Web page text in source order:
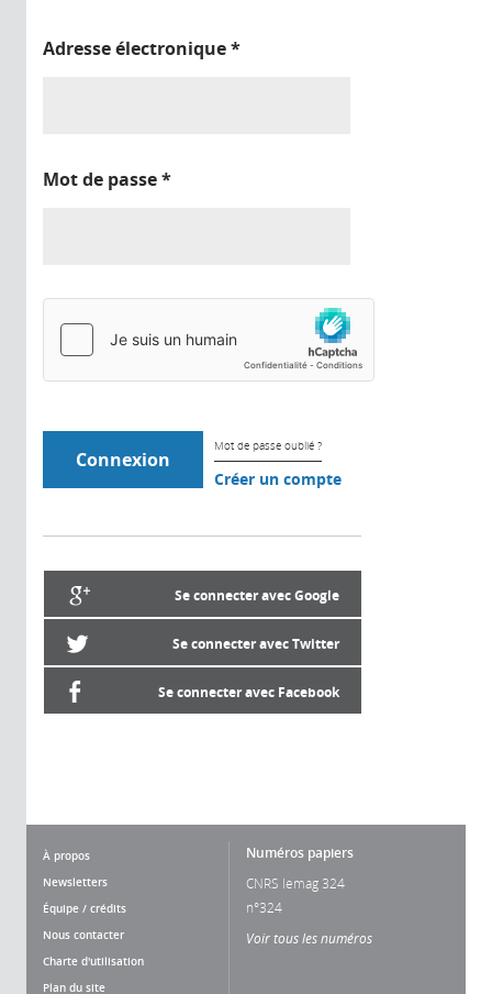
Adresse électronique*
Mot de passe*
Mot de passe oublié ?
Créer un compte
Se connecter avec Google
Se connecter avec Twitter
Se connecter avec Facebook
À propos
Newsletters
Équipe / crédits
Nous contacter
Charte d'utilisation
Plan du site
Numéros papiers
CNRS lemag 324
n°324
Voir tous les numéros